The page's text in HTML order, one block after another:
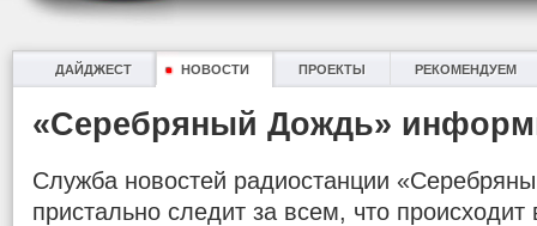
ДАЙДЖЕСТ НОВОСТИ ПРОЕКТЫ РЕКОМЕНДУЕМ
«Серебряный Дождь»
Служба новостей радиостанции
пристально следит за всем, что происходит